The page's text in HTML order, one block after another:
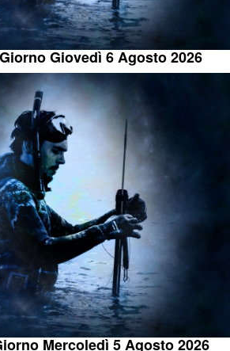
Giovedì 6 Agosto 2026
Mercoledì 5 Agosto 2026